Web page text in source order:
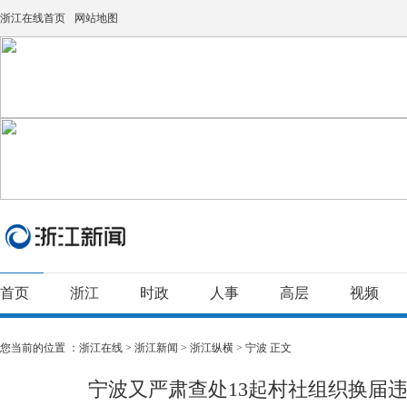
浙江在线首页 网站地图
首页 浙江 时政 人事 高层 视频
您当前的位置 ： 浙江在线 > 浙江新闻 > 浙江纵横 > 宁波 正文
宁波又严肃查处13起村社组织换届